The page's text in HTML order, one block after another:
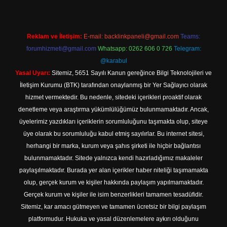
Reklam ve İletişim: E-mail: backlinkpaneli@gmail.com Teams:
forumhizmeti@gmail.com Whatsapp: 0262 606 0 726 Telegram:
@karabul
Yasal Uyarı: Sitemiz, 5651 Sayılı Kanun gereğince Bilgi Teknolojileri ve
İletişim Kurumu (BTK) tarafından onaylanmış bir Yer Sağlayıcı olarak
hizmet vermektedir. Bu nedenle, sitedeki içerikleri proaktif olarak
denetleme veya araştırma yükümlülüğümüz bulunmamaktadır. Ancak,
üyelerimiz yazdıkları içeriklerin sorumluluğunu taşımakta olup, siteye
üye olarak bu sorumluluğu kabul etmiş sayılırlar. Bu internet sitesi,
herhangi bir marka, kurum veya şahıs şirketi ile hiçbir bağlantısı
bulunmamaktadır. Sitede yalnızca kendi hazırladığımız makaleler
paylaşılmaktadır. Burada yer alan içerikler haber niteliği taşımamakta
olup, gerçek kurum ve kişiler hakkında paylaşım yapılmamaktadır.
Gerçek kurum ve kişiler ile isim benzerlikleri tamamen tesadüfidir.
Sitemiz, kar amacı gütmeyen ve tamamen ücretsiz bir bilgi paylaşım
platformudur. Hukuka ve yasal düzenlemelere aykırı olduğunu